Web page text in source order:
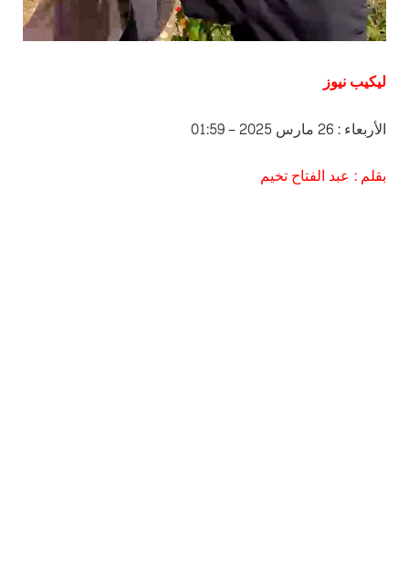
ليكيب نيوز
الأربعاء : 26 مارس 2025 – 01:59
بقلم : عبد الفتاح تخيم